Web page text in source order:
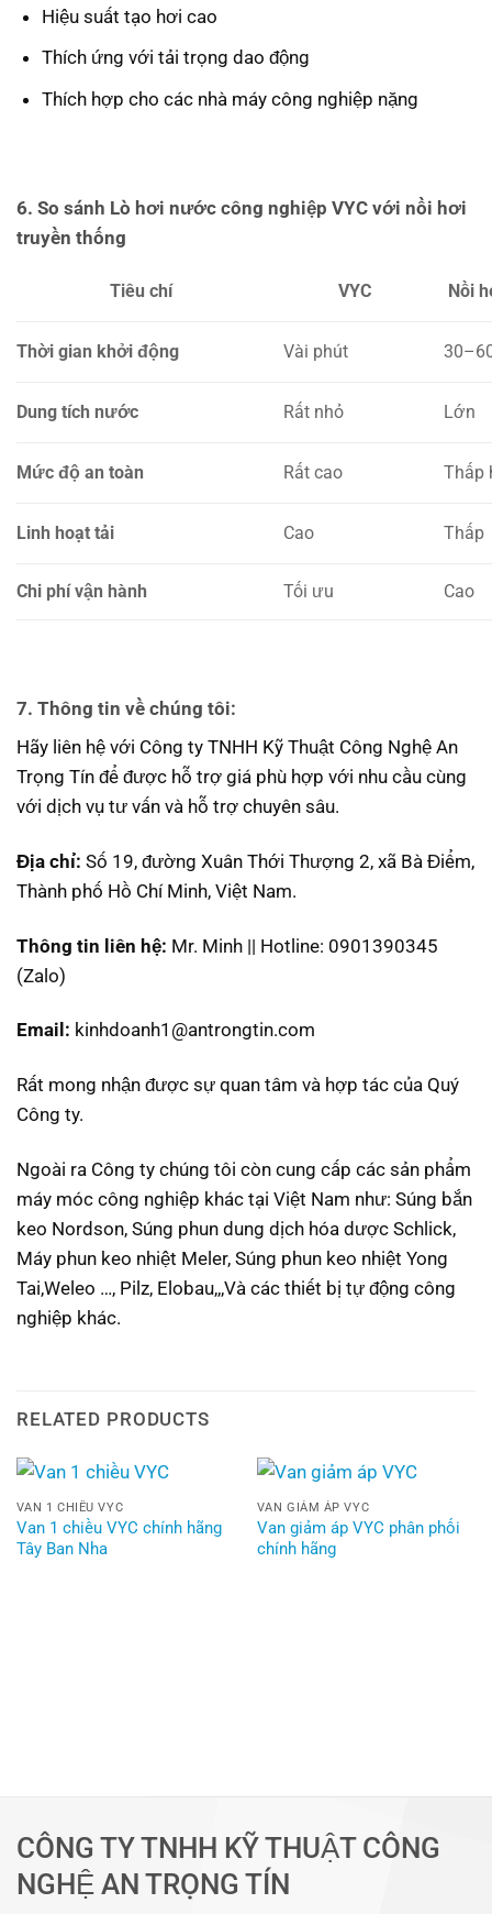
Hiệu suất tạo hơi cao
Thích ứng với tải trọng dao động
Thích hợp cho các nhà máy công nghiệp nặng
6. So sánh Lò hơi nước công nghiệp VYC với nồi hơi
truyền thống
Tiêu chí VYC Nồi
Thời gian khởi động Vài phút
Dung tích nước Rất nhỏ Lớn
Mức độ an toàn Rất cao Thấp
Linh hoạt tải Cao Thấp
Chi phí vận hành Tối ưu Cao
7. Thông tin về chúng tôi:
Hãy liên hệ với Công ty TNHH Kỹ Thuật Công Nghệ An
Trọng Tín để được hỗ trợ giá phù hợp với nhu cầu cùng
với dịch vụ tư vấn và hỗ trợ chuyên sâu.
Địa chỉ: Số 19, đường Xuân Thới Thượng 2, xã Bà Điểm,
Thành phố Hồ Chí Minh, Việt Nam.
Thông tin liên hệ: Mr. Minh || Hotline: 0901390345
(Zalo)
Email: kinhdoanh1@antrongtin.com
Rất mong nhận được sự quan tâm và hợp tác của Quý
Công ty.
Ngoài ra Công ty chúng tôi còn cung cấp các sản phẩm
máy móc công nghiệp khác tại Việt Nam như: Súng bắn
keo Nordson, Súng phun dung dịch hóa dược Schlick,
Máy phun keo nhiệt Meler, Súng phun keo nhiệt Yong
Tai,Weleo …, Pilz, Elobau,,,Và các thiết bị tự động công
nghiệp khác.
RELATED PRODUCTS
VAN 1 CHIỀU VYC
Van 1 chiều VYC chính hãng
Tây Ban Nha
VAN GIẢM ÁP VYC
Van giảm áp VYC phân phối
chính hãng
CÔNG TY TNHH KỸ THUẬT CÔNG
NGHỆ AN TRỌNG TÍN